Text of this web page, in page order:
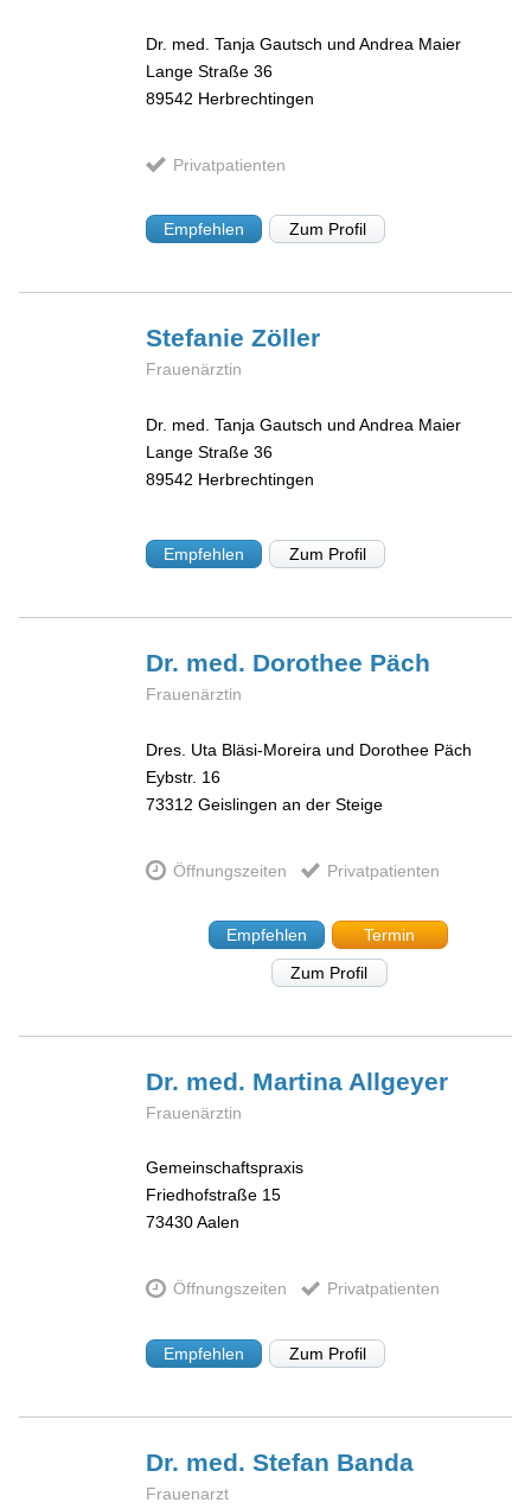
Dr. med. Tanja Gautsch und Andrea Maier
Lange Straße 36
89542 Herbrechtingen
Privatpatienten
Empfehlen Zum Profil
StefanieZöller
Frauenärztin
Dr. med. Tanja Gautsch und Andrea Maier
Lange Straße 36
89542 Herbrechtingen
Empfehlen Zum Profil
Dr. med. Dorothee Päch
Frauenärztin
Dres. Uta Bläsi-Moreira und Dorothee Päch
Eybstr. 16
73312 Geislingen an der Steige
Öffnungszeiten Privatpatienten
Empfehlen
Termin
Zum Profil
Dr. med. Martina Allgeyer
Frauenärztin
Gemeinschaftspraxis
Friedhofstraße 15
73430Aalen
Öffnungszeiten Privatpatienten
Empfehlen Zum Profil
Dr. med. Stefan Banda
Frauenarzt